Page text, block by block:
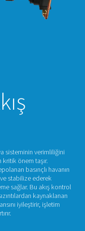
Akış